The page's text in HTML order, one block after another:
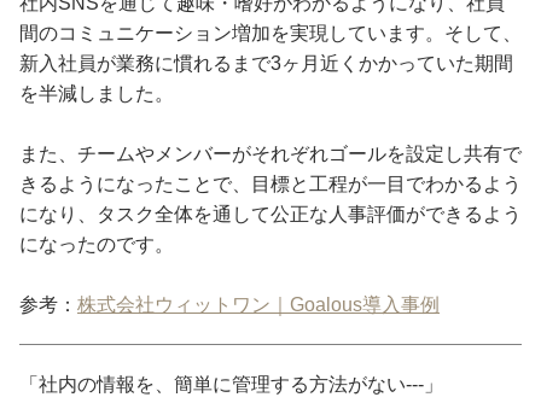
間のコミュニケーション増加を実現しています。そして、
新入社員が業務に慣れるまで3ヶ月近くかかっていた期間
を半減しました。
また、チームやメンバーがそれぞれゴールを設定し共有で
きるようになったことで、目標と工程が一目でわかるよう
になり、タスク全体を通して公正な人事評価ができるよう
になったのです。
参考： 株式会社ウィットワン｜Goalous導入事例
「社内の情報を、簡単に管理する方法がない---」